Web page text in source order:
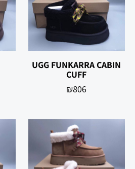
UGG FUNKARRA CABIN
CUFF
₪806